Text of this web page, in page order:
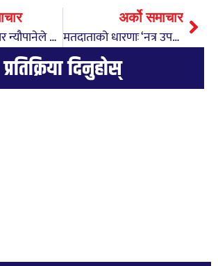
एमाले उम्मेदवार न्यौपानेले काँग्रेस र रास्वपाको कार्यालयमा गएर मत मागिन्
अर्को समाचार
मतदाताको धारणाः ‘नत्र उपनिर्वाचनमा झैं घण्टी बज्छ’
प्रतिक्रिया दिनुहोस्